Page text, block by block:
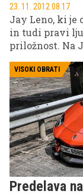
23. 11. 2012 08.17
Jay Leno, ki je
in tudi pravi
priložnost. Na
VISOKI OBRATI
Predelava